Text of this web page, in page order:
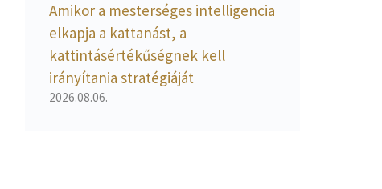
Amikor a mesterséges intelligencia
elkapja a kattanást, a
kattintásértékűségnek kell
irányítania stratégiáját
2026.08.06.